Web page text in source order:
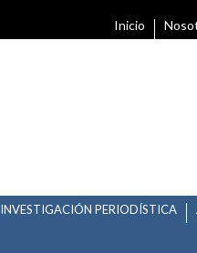
Inicio
INVESTIGACIÓN PERIODÍSTICA